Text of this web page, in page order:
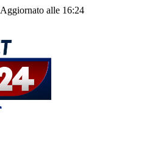
Aggiornato alle 16:24